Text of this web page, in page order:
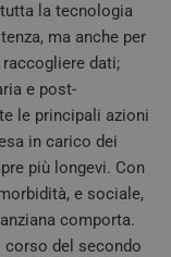
la tecnologia
ma anche per
raccogliere dati;
e post-
le principali azioni
in carico dei
più longevi. Con
e sociale,
comporta.
corso del secondo